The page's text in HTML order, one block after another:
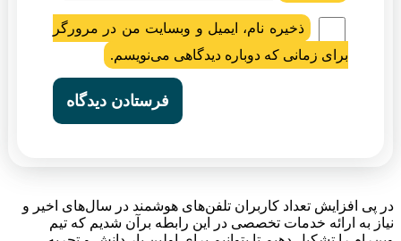
ذخیره نام، ایمیل و وبسایت من در مرورگر
برای زمانی که دوباره دیدگاهی می‌نویسم.
در پی افزایش تعداد کاربران تلفن‌های هوشمند در سال‌های اخیر و
نیاز به ارائه خدمات تخصصی در این رابطه برآن شدیم که تیم